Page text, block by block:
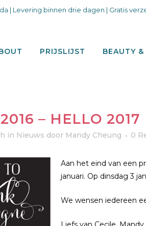
| Levering binnen drie dagen | Gratis
PRIJSLIJST BEAUTY
– HELLO 2017
in Nieuws door Mandy Cheung 0
Aan het eind van een
januari. Op dinsdag 3
We wensen iedereen